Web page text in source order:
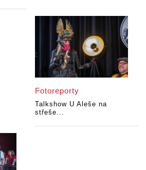
Fotoreporty
Talkshow U Aleše na
střeše...